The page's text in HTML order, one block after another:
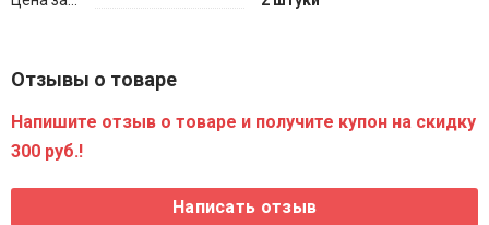
Отзывы о товаре
Напишите отзыв о товаре и получите купон на скидку
300 руб.!